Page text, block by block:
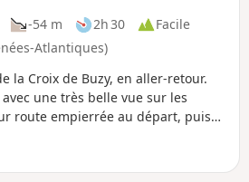
-54 m 2h 30
Facile
Atlantiques)
la Croix de Buzy, en aller-retour.
une très belle vue sur les
route empierrée au départ, puis
mal défini.